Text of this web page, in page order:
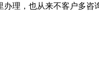
办理，也从来不客户多